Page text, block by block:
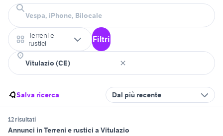
Terreni e
rustici
Filtri
Salva ricerca Dal più recente
12 risultati
Annunci in Terreni e rustici a Vitulazio